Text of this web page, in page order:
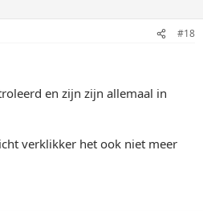
#18
en zijn zijn allemaal in
verklikker het ook niet meer